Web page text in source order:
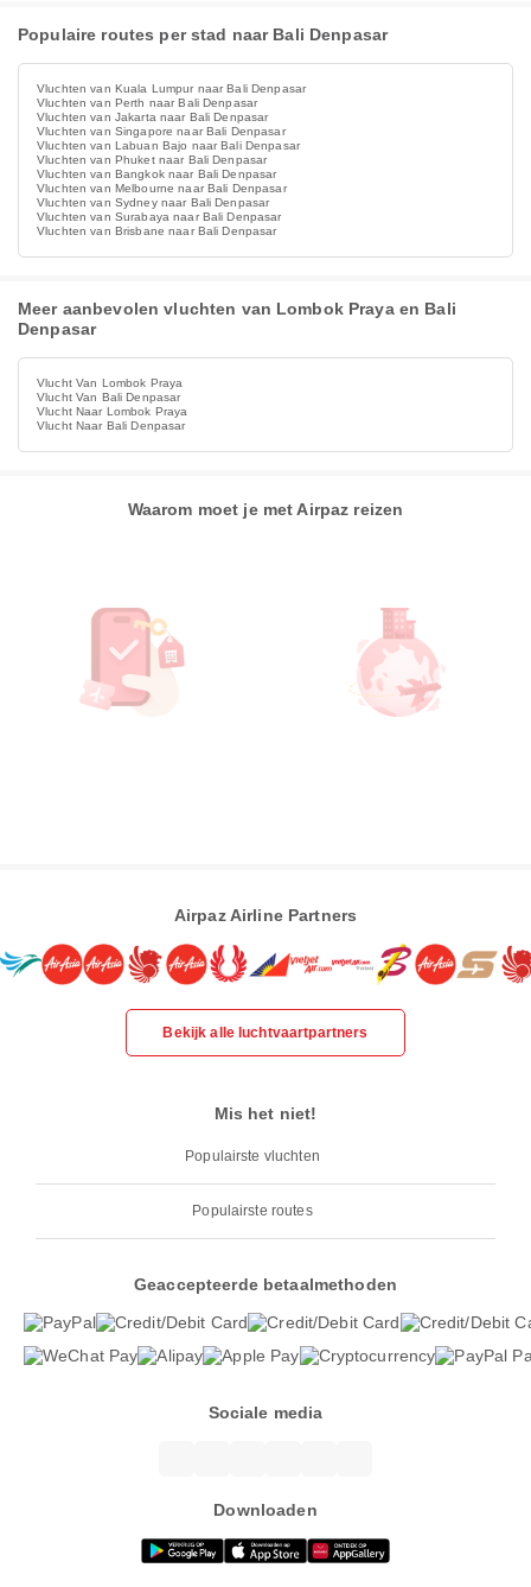
Populaire routes per stad naar Bali Denpasar
Vluchten van Kuala Lumpur naar Bali Denpasar
Vluchten van Perth naar Bali Denpasar
Vluchten van Jakarta naar Bali Denpasar
Vluchten van Singapore naar Bali Denpasar
Vluchten van Labuan Bajo naar Bali Denpasar
Vluchten van Phuket naar Bali Denpasar
Vluchten van Bangkok naar Bali Denpasar
Vluchten van Melbourne naar Bali Denpasar
Vluchten van Sydney naar Bali Denpasar
Vluchten van Surabaya naar Bali Denpasar
Vluchten van Brisbane naar Bali Denpasar
Meer aanbevolen vluchten van Lombok Praya en Bali
Denpasar
Vlucht Van Lombok Praya
Vlucht Van Bali Denpasar
Vlucht Naar Lombok Praya
Vlucht Naar Bali Denpasar
Waarom moet je met Airpaz reizen
Airpaz Airline Partners
Bekijk alle luchtvaartpartners
Mis het niet!
Populairste vluchten
Populairste routes
Geaccepteerde betaalmethoden
Sociale media
Downloaden